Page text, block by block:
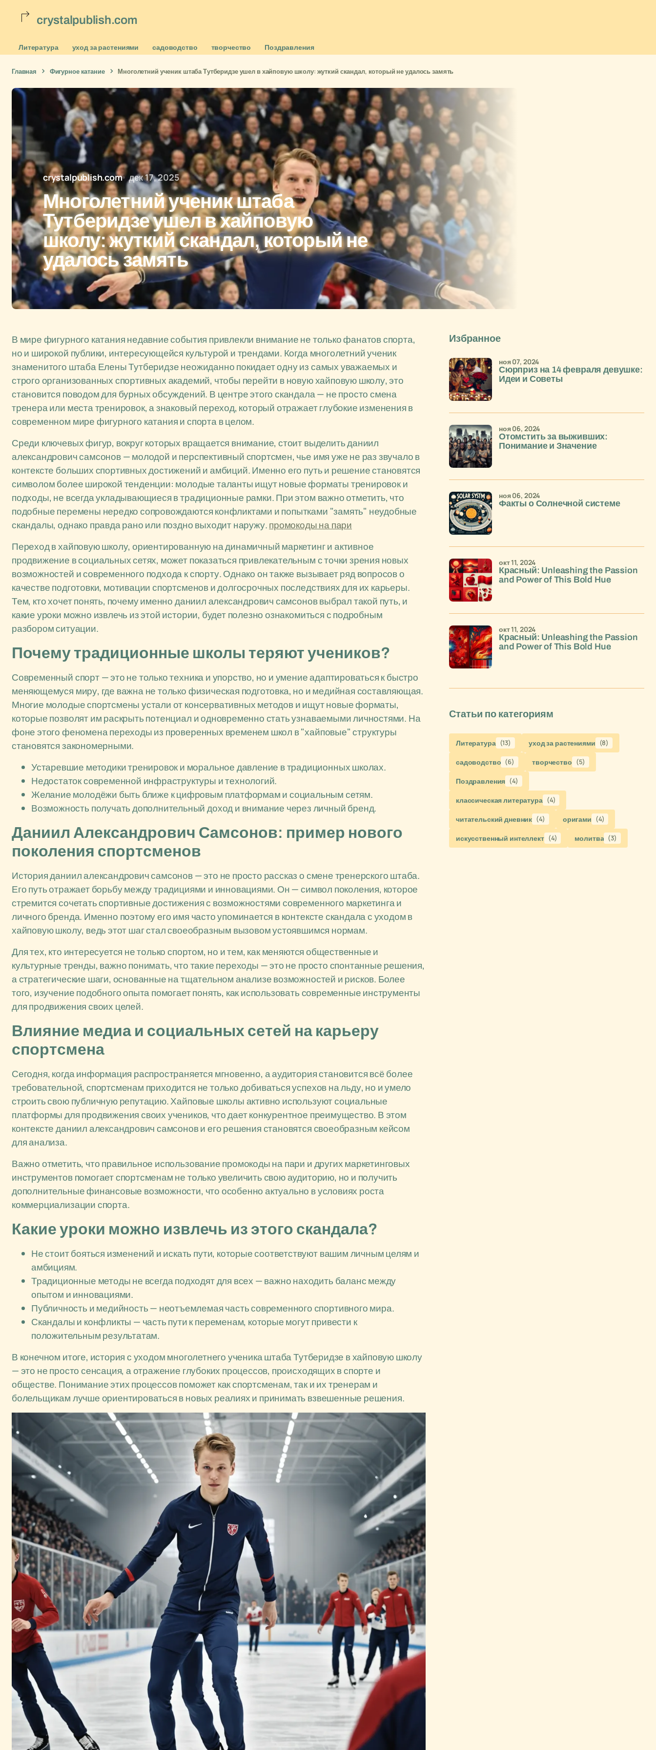
crystalpublish.com
Литература уход за растениями садоводство творчество Поздравления
Главная Фигурное катание Многолетний ученик штаба Тутберидзе ушел в хайповую школу: жуткий скандал, который не удалось замять
crystalpublish.com дек 17, 2025
Многолетний ученик штаба
Тутберидзе ушел в хайповую
школу: жуткий скандал, который не
удалось замять
В мире фигурного катания недавние события привлекли внимание не только фанатов спорта,
но и широкой публики, интересующейся культурой и трендами. Когда многолетний ученик
знаменитого штаба Елены Тутберидзе неожиданно покидает одну из самых уважаемых и
строго организованных спортивных академий, чтобы перейти в новую хайповую школу, это
становится поводом для бурных обсуждений. В центре этого скандала — не просто смена
тренера или места тренировок, а знаковый переход, который отражает глубокие изменения в
современном мире фигурного катания и спорта в целом.
Среди ключевых фигур, вокруг которых вращается внимание, стоит выделить даниил
александрович самсонов — молодой и перспективный спортсмен, чье имя уже не раз звучало в
контексте больших спортивных достижений и амбиций. Именно его путь и решение становятся
символом более широкой тенденции: молодые таланты ищут новые форматы тренировок и
подходы, не всегда укладывающиеся в традиционные рамки. При этом важно отметить, что
подобные перемены нередко сопровождаются конфликтами и попытками "замять" неудобные
скандалы, однако правда рано или поздно выходит наружу.промокоды на пари
Переход в хайповую школу, ориентированную на динамичный маркетинг и активное
продвижение в социальных сетях, может показаться привлекательным с точки зрения новых
возможностей и современного подхода к спорту. Однако он также вызывает ряд вопросов о
качестве подготовки, мотивации спортсменов и долгосрочных последствиях для их карьеры.
Тем, кто хочет понять, почему именно даниил александрович самсонов выбрал такой путь, и
какие уроки можно извлечь из этой истории, будет полезно ознакомиться с подробным
разбором ситуации.
Почему традиционные школы теряют учеников?
Современный спорт — это не только техника и упорство, но и умение адаптироваться к быстро
меняющемуся миру, где важна не только физическая подготовка, но и медийная составляющая.
Многие молодые спортсмены устали от консервативных методов и ищут новые форматы,
которые позволят им раскрыть потенциал и одновременно стать узнаваемыми личностями. На
фоне этого феномена переходы из проверенных временем школ в "хайповые" структуры
становятся закономерными.
Устаревшие методики тренировок и моральное давление в традиционных школах.
Недостаток современной инфраструктуры и технологий.
Желание молодёжи быть ближе к цифровым платформам и социальным сетям.
Возможность получать дополнительный доход и внимание через личный бренд.
Даниил Александрович Самсонов: пример нового
поколения спортсменов
История даниил александрович самсонов — это не просто рассказ о смене тренерского штаба.
Его путь отражает борьбу между традициями и инновациями. Он — символ поколения, которое
стремится сочетать спортивные достижения с возможностями современного маркетинга и
личного бренда. Именно поэтому его имя часто упоминается в контексте скандала с уходом в
хайповую школу, ведь этот шаг стал своеобразным вызовом устоявшимся нормам.
Для тех, кто интересуется не только спортом, но и тем, как меняются общественные и
культурные тренды, важно понимать, что такие переходы — это не просто спонтанные решения,
а стратегические шаги, основанные на тщательном анализе возможностей и рисков. Более
того, изучение подобного опыта помогает понять, как использовать современные инструменты
для продвижения своих целей.
Влияние медиа и социальных сетей на карьеру
спортсмена
Сегодня, когда информация распространяется мгновенно, а аудитория становится всё более
требовательной, спортсменам приходится не только добиваться успехов на льду, но и умело
строить свою публичную репутацию. Хайповые школы активно используют социальные
платформы для продвижения своих учеников, что дает конкурентное преимущество. В этом
контексте даниил александрович самсонов и его решения становятся своеобразным кейсом
для анализа.
Важно отметить, что правильное использование промокоды на пари и других маркетинговых
инструментов помогает спортсменам не только увеличить свою аудиторию, но и получить
дополнительные финансовые возможности, что особенно актуально в условиях роста
коммерциализации спорта.
Какие уроки можно извлечь из этого скандала?
Не стоит бояться изменений и искать пути, которые соответствуют вашим личным целям и
амбициям.
Традиционные методы не всегда подходят для всех — важно находить баланс между
опытом и инновациями.
Публичность и медийность — неотъемлемая часть современного спортивного мира.
Скандалы и конфликты — часть пути к переменам, которые могут привести к
положительным результатам.
В конечном итоге, история с уходом многолетнего ученика штаба Тутберидзе в хайповую школу
— это не просто сенсация, а отражение глубоких процессов, происходящих в спорте и
обществе. Понимание этих процессов поможет как спортсменам, так и их тренерам и
болельщикам лучше ориентироваться в новых реалиях и принимать взвешенные решения.
Избранное
Сюрприз на 14 февраля девушке:
Идеи и Советы
ноя 07, 2024
Отомстить за выживших:
Понимание и Значение
ноя 06, 2024
Факты о Солнечной системе
ноя 06, 2024
Красный: Unleashing the Passion
and Power of This Bold Hue
окт 11, 2024
Красный: Unleashing the Passion
and Power of This Bold Hue
окт 11, 2024
Статьи по категориям
Литература (13) уход за растениями (8)
садоводство (6) творчество (5)
Поздравления (4)
классическая литература (4)
читательский дневник (4) оригами (4)
искусственный интеллект (4) молитва (3)